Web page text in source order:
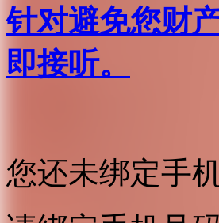
针对避免您财
即接听。
您还未绑定手